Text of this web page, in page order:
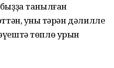
танылған
уның тәрән дәлилле
төплө урын